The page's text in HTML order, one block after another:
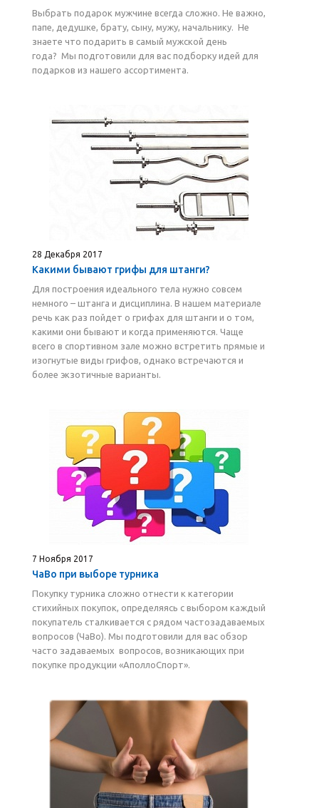
Выбрать подарок мужчине всегда сложно. Не важно,
папе, дедушке, брату, сыну, мужу, начальнику. Не
знаете что подарить в самый мужской день
года? Мы подготовили для вас подборку идей для
подарков из нашего ассортимента.
28 Декабря 2017
Какими бывают грифы для штанги?
Для построения идеального тела нужно совсем
немного – штанга и дисциплина. В нашем материале
речь как раз пойдет о грифах для штанги и о том,
какими они бывают и когда применяются. Чаще
всего в спортивном зале можно встретить прямые и
изогнутые виды грифов, однако встречаются и
более экзотичные варианты.
7 Ноября 2017
ЧаВо при выборе турника
Покупку турника сложно отнести к категории
стихийных покупок, определяясь с выбором каждый
покупатель сталкивается с рядом частозадаваемых
вопросов (ЧаВо). Мы подготовили для вас обзор
часто задаваемых вопросов, возникающих при
покупке продукции «АполлоСпорт».